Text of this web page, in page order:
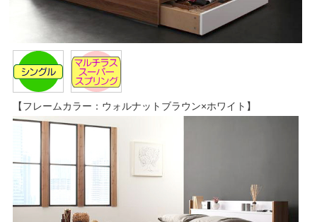
【フレームカラー：ウォルナットブラウン×ホワイト】